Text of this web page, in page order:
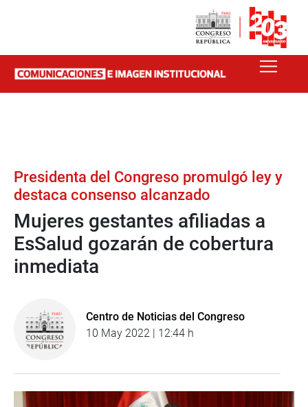
Presidenta del Congreso promulgó ley y
destaca consenso alcanzado
Mujeres gestantes afiliadas a
EsSalud gozarán de cobertura
inmediata
Centro de Noticias del Congreso
10 May 2022 | 12:44 h